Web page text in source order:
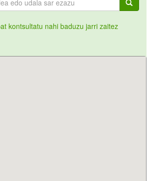
kontsultatu nahi baduzu jarri zaitez